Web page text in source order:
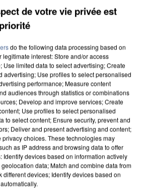
DE-FRANCE LANCE UN ÉLAN
LES...
de votre vie privée est
do the following data processing based on
legitimate interest: Store and/or access
Use limited data to select advertising; Create
advertising; Use profiles to select personalised
performance; Measure content
audiences through statistics or combinations
Develop and improve services; Create
Use profiles to select personalised
to select content; Ensure security, prevent and
Deliver and present advertising and content;
choices. These technologies may
as IP address and browsing data to offer
Identify devices based on information actively
data; Match and combine data from
different devices; Identify devices based on